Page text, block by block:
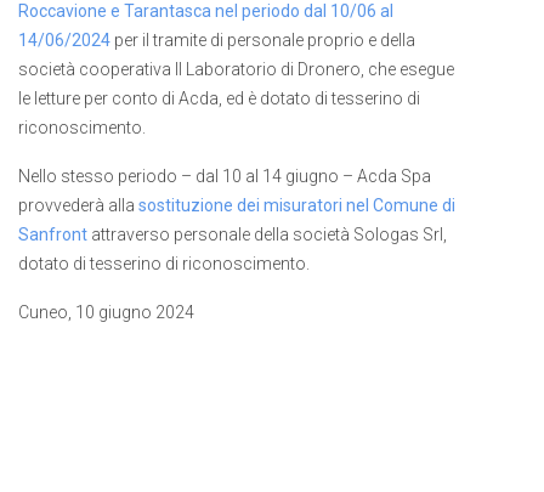
Roccavione e Tarantasca nel periodo dal 10/06 al
14/06/2024 per il tramite di personale proprio e della
società cooperativa Il Laboratorio di Dronero, che esegue
le letture per conto di Acda, ed è dotato di tesserino di
riconoscimento.
Nello stesso periodo – dal 10 al 14 giugno – Acda Spa
provvederà alla sostituzione dei misuratori nel Comune di
Sanfront attraverso personale della società Sologas Srl,
dotato di tesserino di riconoscimento.
Cuneo, 10 giugno 2024